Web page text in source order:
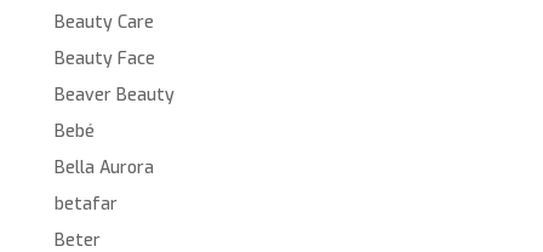
Beauty Care
Beauty Face
Beaver Beauty
Bebé
Bella Aurora
betafar
Beter